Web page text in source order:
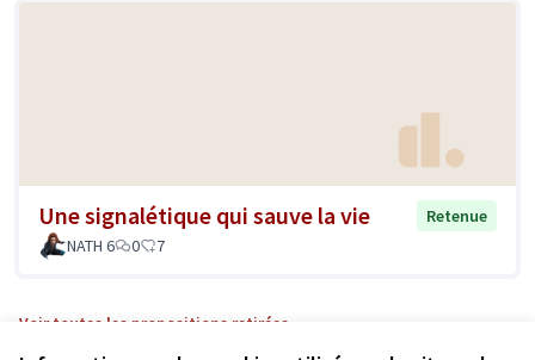
Une signalétique qui sauve la vie
Retenue
NATH 6
0 7
Voir toutes les propositions retirées